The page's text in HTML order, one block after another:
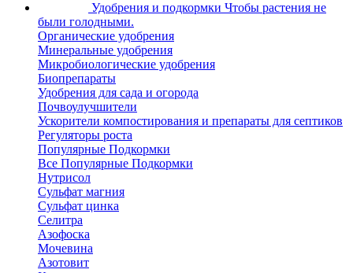
Удобрения и подкормки Чтобы растения не
были голодными.
Органические удобрения
Минеральные удобрения
Микробиологические удобрения
Биопрепараты
Удобрения для сада и огорода
Почвоулучшители
Ускорители компостирования и препараты для септиков
Регуляторы роста
Популярные Подкормки
Все Популярные Подкормки
Нутрисол
Сульфат магния
Сульфат цинка
Селитра
Азофоска
Мочевина
Азотовит